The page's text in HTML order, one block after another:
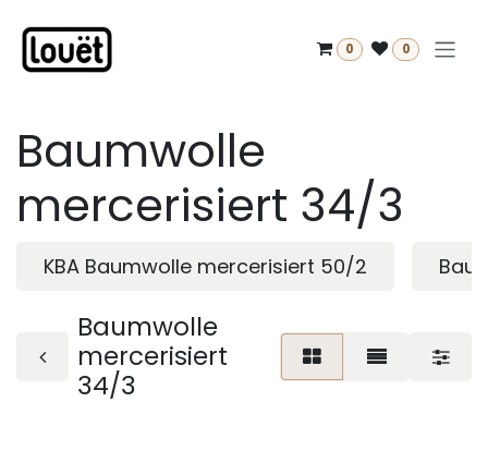
0 0
Baumwolle
mercerisiert 34/3
KBA Baumwolle mercerisiert 50/2
Baumwolle
mercerisiert
34/3